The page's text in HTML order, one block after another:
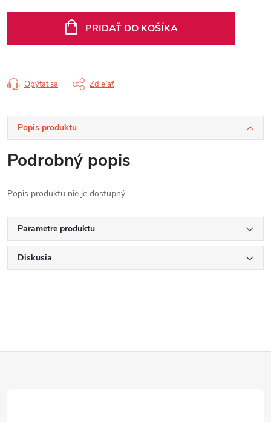
PRIDAŤ DO KOŠÍKA
Opýtať sa Zdieľať
Popis produktu
Podrobný popis
Popis produktu nie je dostupný
Parametre produktu
Diskusia